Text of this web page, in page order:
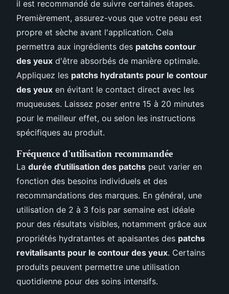
il est recommandé de suivre certaines étapes.
Premièrement, assurez-vous que votre peau est
propre et sèche avant l'application. Cela
permettra aux ingrédients des patchs contour
des yeux d'être absorbés de manière optimale.
Appliquez les patchs hydratants pour le contour
des yeux en évitant le contact direct avec les
muqueuses. Laissez poser entre 15 à 20 minutes
pour le meilleur effet, ou selon les instructions
spécifiques au produit.
Fréquence d'utilisation recommandée
La durée d'utilisation des patchs peut varier en
fonction des besoins individuels et des
recommandations des marques. En général, une
utilisation de 2 à 3 fois par semaine est idéale
pour des résultats visibles, notamment grâce aux
propriétés hydratantes et apaisantes des patchs
revitalisants pour le contour des yeux. Certains
produits peuvent permettre une utilisation
quotidienne pour des soins intensifs.